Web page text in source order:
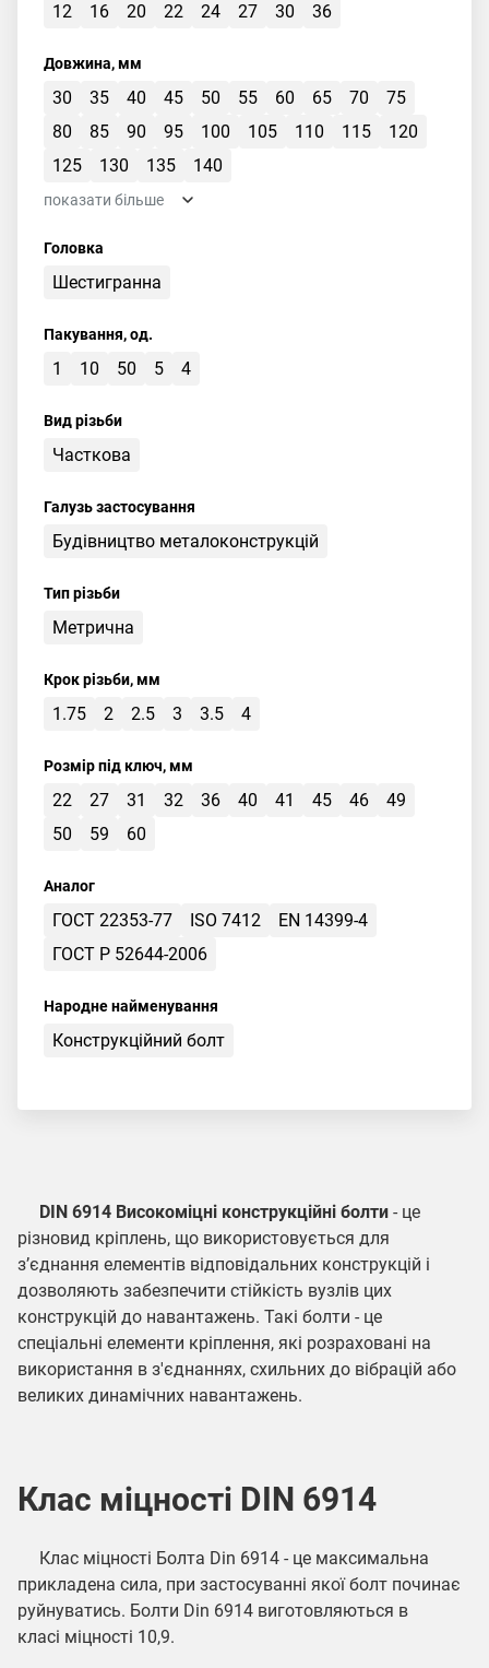
12 16 20 22 24 27 30 36
Довжина, мм
30 35 40 45 50 55 60 65 70
75
80
85 90 95 100 105 110 115
120
125
130 135 140
показати більше
Головка
Шестигранна
Пакування, од.
1 10 50 5 4
Вид різьби
Часткова
Галузь застосування
Будівництво металоконструкцій
Тип різьби
Метрична
Крок різьби, мм
1.75 2 2.5 3 3.5 4
Розмір під ключ, мм
22 27 31 32 36 40 41 45 46
49
50
59 60
Аналог
ГОСТ 22353-77 ISO 7412
EN 14399-4
ГОСТ Р 52644-2006
Народне найменування
Конструкційний болт
DIN 6914 Високоміцні конструкційні болти - це
різновид кріплень, що використовується для
з’єднання елементів відповідальних конструкцій і
дозволяють забезпечити стійкість вузлів цих
конструкцій до навантажень. Такі болти - це
спеціальні елементи кріплення, які розраховані на
використання в з'єднаннях, схильних до вібрацій або
великих динамічних навантажень.
Клас міцності DIN 6914
Клас міцності Болта Din 6914 - це максимальна
прикладена сила, при застосуванні якої болт починає
руйнуватись. Болти Din 6914 виготовляються в
класі міцності 10,9.